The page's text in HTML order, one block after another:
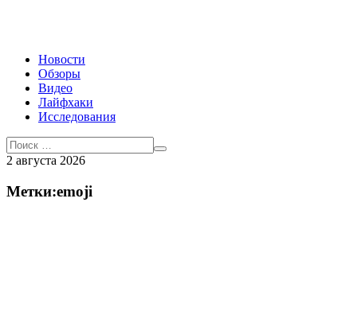
Новости
Обзоры
Видео
Лайфхаки
Исследования
2 августа 2026
Метки:emoji